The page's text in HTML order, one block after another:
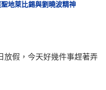
聖地萊比錫與劉曉波精神
放假，今天好幾件事趕著弄